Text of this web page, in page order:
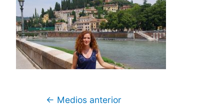
Navegación
← Medios anterior